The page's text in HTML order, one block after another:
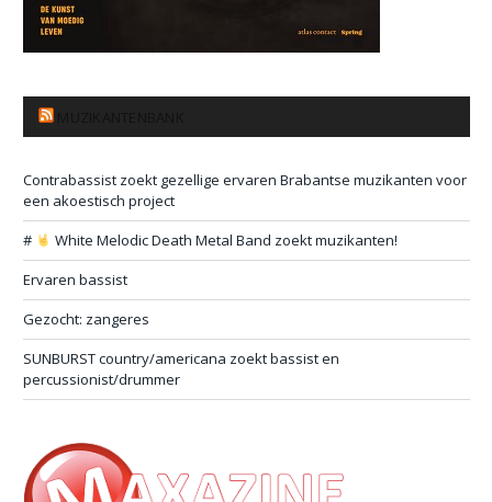
Contrabassist zoekt gezellige ervaren Brabantse muzikanten voor
een akoestisch project
#
White Melodic Death Metal Band zoekt muzikanten!
Ervaren bassist
Gezocht: zangeres
SUNBURST country/americana zoekt bassist en
percussionist/drummer